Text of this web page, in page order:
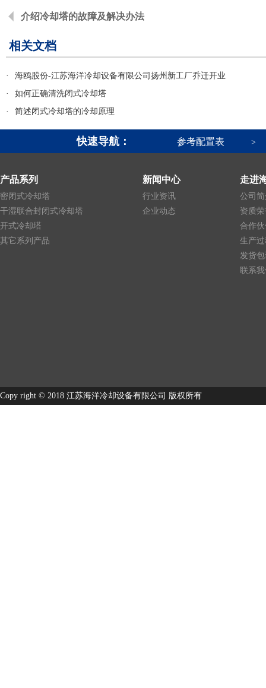
介绍冷却塔的故障及解决办法
相关文档
·
海鸥股份-江苏海洋冷却设备有限公司扬州新工厂乔迁开业
·
如何正确清洗闭式冷却塔
·
简述闭式冷却塔的冷却原理
快速导航： 参考配置表 >
产品系列
密闭式冷却塔
干湿联合封闭式冷却塔
开式冷却塔
其它系列产品
新闻中心
行业资讯
企业动态
走进
公司
资质
合作
生产
发货
联系
Copy right © 2018 江苏海洋冷却设备有限公司 版权所有